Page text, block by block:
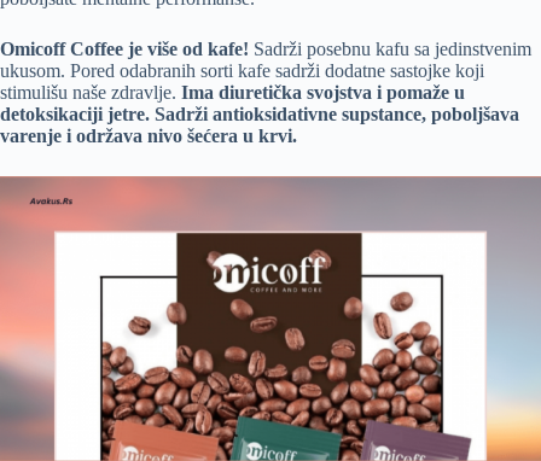
Omicoff Coffee je više od kafe! Sadrži posebnu kafu sa jedinstvenim
ukusom. Pored odabranih sorti kafe sadrži dodatne sastojke koji
stimulišu naše zdravlje. Ima diuretička svojstva i pomaže u
detoksikaciji jetre. Sadrži antioksidativne supstance, poboljšava
varenje i održava nivo šećera u krvi.